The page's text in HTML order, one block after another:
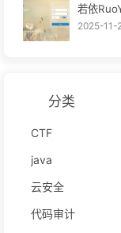
若依
2025-11-
分类
CTF
java
云安全
代码审计